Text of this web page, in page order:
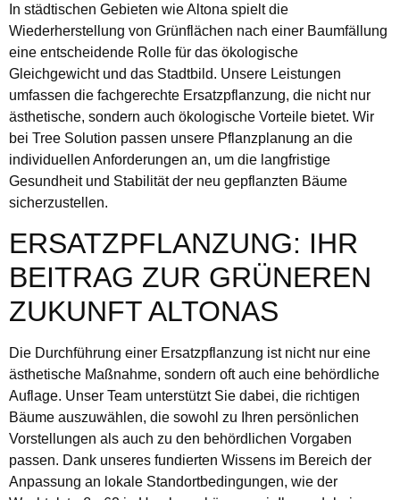
In städtischen Gebieten wie Altona spielt die
Wiederherstellung von Grünflächen nach einer Baumfällung
eine entscheidende Rolle für das ökologische
Gleichgewicht und das Stadtbild. Unsere Leistungen
umfassen die fachgerechte Ersatzpflanzung, die nicht nur
ästhetische, sondern auch ökologische Vorteile bietet. Wir
bei Tree Solution passen unsere Pflanzplanung an die
individuellen Anforderungen an, um die langfristige
Gesundheit und Stabilität der neu gepflanzten Bäume
sicherzustellen.
ERSATZPFLANZUNG: IHR
BEITRAG ZUR GRÜNEREN
ZUKUNFT ALTONAS
Die Durchführung einer Ersatzpflanzung ist nicht nur eine
ästhetische Maßnahme, sondern oft auch eine behördliche
Auflage. Unser Team unterstützt Sie dabei, die richtigen
Bäume auszuwählen, die sowohl zu Ihren persönlichen
Vorstellungen als auch zu den behördlichen Vorgaben
passen. Dank unseres fundierten Wissens im Bereich der
Anpassung an lokale Standortbedingungen, wie der